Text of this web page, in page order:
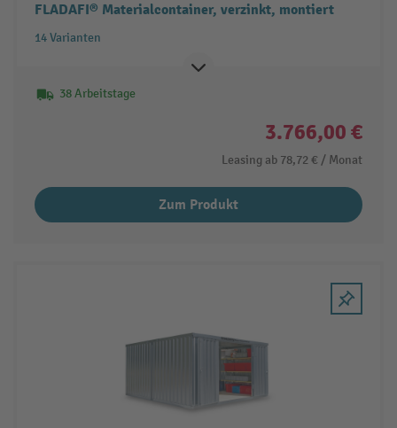
FLADAFI® Materialcontainer, verzinkt, montiert
14 Varianten
38 Arbeitstage
3.766,00 €
Leasing ab 78,72 € / Monat
Zum Produkt